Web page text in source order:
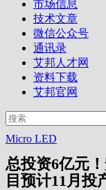
市场信息
技术文章
微信公众号
通讯录
艾邦人才网
资料下载
艾邦官网
Micro LED
总投资6亿元
目预计11月投